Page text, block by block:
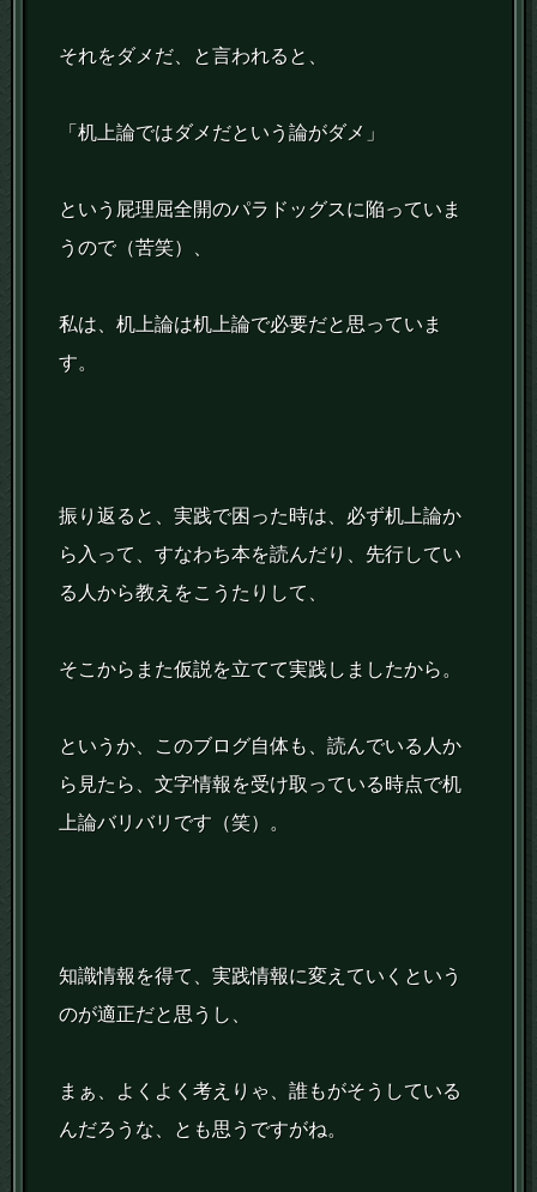
それをダメだ、と言われると、
「机上論ではダメだという論がダメ」
という屁理屈全開のパラドッグスに陥っていま
うので（苦笑）、
私は、机上論は机上論で必要だと思っていま
す。
振り返ると、実践で困った時は、必ず机上論か
ら入って、すなわち本を読んだり、先行してい
る人から教えをこうたりして、
そこからまた仮説を立てて実践しましたから。
というか、このブログ自体も、読んでいる人か
ら見たら、文字情報を受け取っている時点で机
上論バリバリです（笑）。
知識情報を得て、実践情報に変えていくという
のが適正だと思うし、
まぁ、よくよく考えりゃ、誰もがそうしている
んだろうな、とも思うですがね。